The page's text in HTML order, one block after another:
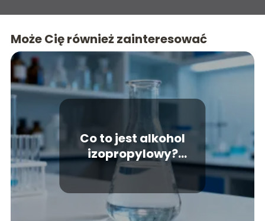
Może Cię również zainteresować
Co to jest alkohol
izopropylowy?
Zastosowanie i
właściwości